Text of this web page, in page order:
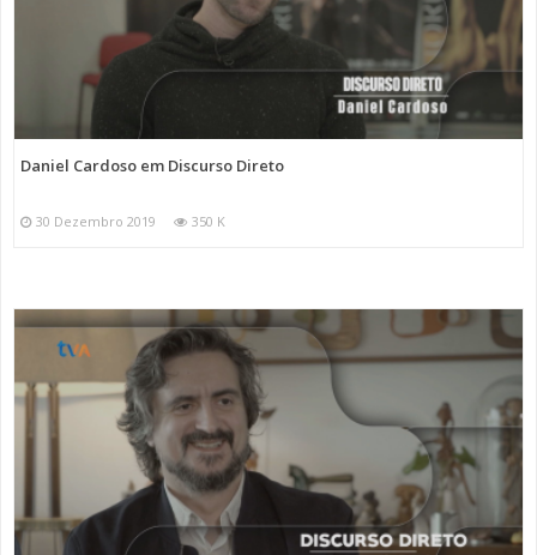
Daniel Cardoso em Discurso Direto
30 Dezembro 2019 350 K